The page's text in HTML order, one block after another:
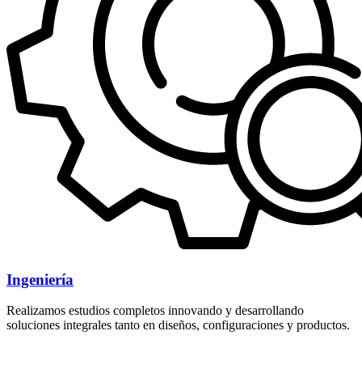
Ingeniería
Realizamos estudios completos innovando y desarrollando
soluciones integrales tanto en diseños, configuraciones y productos.